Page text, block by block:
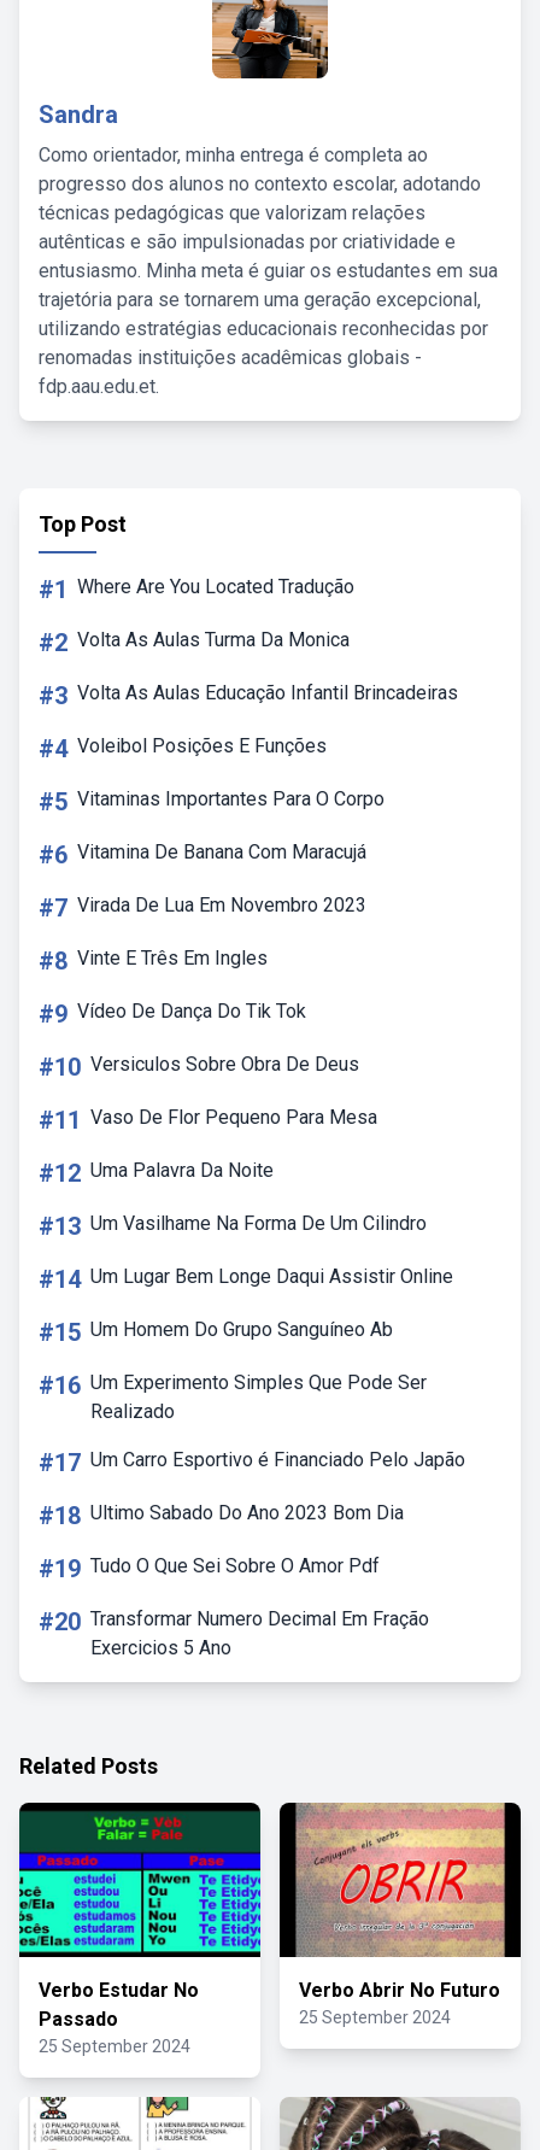
Sandra
Como orientador, minha entrega é completa ao
progresso dos alunos no contexto escolar, adotando
técnicas pedagógicas que valorizam relações
autênticas e são impulsionadas por criatividade e
entusiasmo. Minha meta é guiar os estudantes em sua
trajetória para se tornarem uma geração excepcional,
utilizando estratégias educacionais reconhecidas por
renomadas instituições acadêmicas globais -
fdp.aau.edu.et.
Top Post
#1 Where Are You Located Tradução
#2 Volta As Aulas Turma Da Monica
#3 Volta As Aulas Educação Infantil Brincadeiras
#4 Voleibol Posições E Funções
#5 Vitaminas Importantes Para O Corpo
#6 Vitamina De Banana Com Maracujá
#7 Virada De Lua Em Novembro 2023
#8 Vinte E Três Em Ingles
#9 Vídeo De Dança Do Tik Tok
#10 Versiculos Sobre Obra De Deus
#11 Vaso De Flor Pequeno Para Mesa
#12 Uma Palavra Da Noite
#13 Um Vasilhame Na Forma De Um Cilindro
#14 Um Lugar Bem Longe Daqui Assistir Online
#15 Um Homem Do Grupo Sanguíneo Ab
#16 Um Experimento Simples Que Pode Ser
Realizado
#17 Um Carro Esportivo é Financiado Pelo Japão
#18 Ultimo Sabado Do Ano 2023 Bom Dia
#19 Tudo O Que Sei Sobre O Amor Pdf
#20 Transformar Numero Decimal Em Fração
Exercicios 5 Ano
Related Posts
Verbo Estudar No
Passado
25 September 2024
Verbo Abrir No Futuro
25 September 2024